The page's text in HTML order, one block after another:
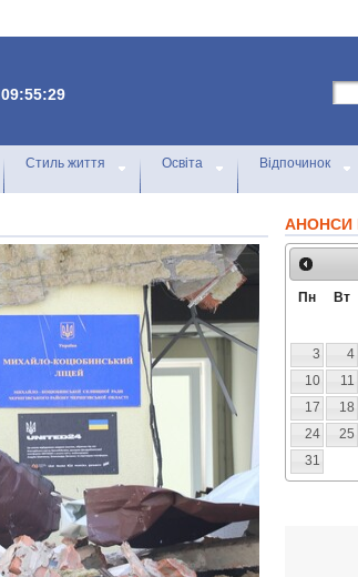
09:55:29
Стиль життя Освіта Відпочинок
АНОНСИ
Пн Вт
3
4
10
11
17
18
24
25
31